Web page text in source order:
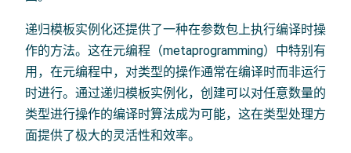
递归模板实例化还提供了一种在参数包上执行编译时操
作的方法。这在元编程（metaprogramming）中特别有
用，在元编程中，对类型的操作通常在编译时而非运行
时进行。通过递归模板实例化，创建可以对任意数量的
类型进行操作的编译时算法成为可能，这在类型处理方
面提供了极大的灵活性和效率。